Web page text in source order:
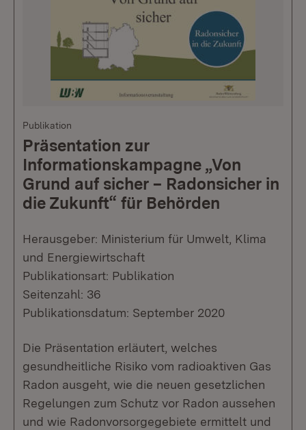
Publikation
Präsentation zur
Informationskampagne „Von
Grund auf sicher – Radonsicher in
die Zukunft“ für Behörden
Herausgeber: Ministerium für Umwelt, Klima
und Energiewirtschaft
Publikationsart: Publikation
Seitenzahl: 36
Publikationsdatum: September 2020
Die Präsentation erläutert, welches
gesundheitliche Risiko vom radioaktiven Gas
Radon ausgeht, wie die neuen gesetzlichen
Regelungen zum Schutz vor Radon aussehen
und wie Radonvorsorgegebiete ermittelt und